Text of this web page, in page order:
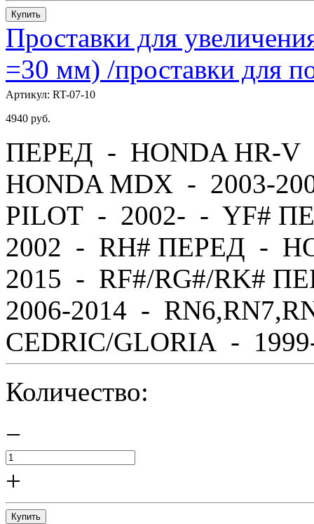
Купить
Проставки для
=30 мм) /проставки для
Артикул: RT-07-10
4940 руб.
ПЕРЕД - HONDA HR-
HONDA MDX - 2003-
PILOT - 2002- - YF#
2002 - RH# ПЕРЕД -
2015 - RF#/RG#/RK#
2006-2014 -
CEDRIC/GLORIA -
Количество:
−
+
Купить